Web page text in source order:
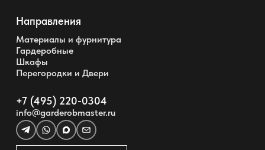
Направления
Материалы и фурнитура
Гардеробные
Шкафы
Перегородки и Двери
+7 (495) 220-0304
info@garderobmaster.ru